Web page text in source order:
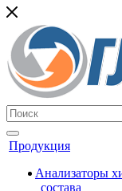
Продукция
Анализаторы
состава